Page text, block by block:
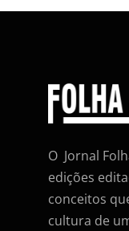
O Jornal
edições
conceitos
cultura de